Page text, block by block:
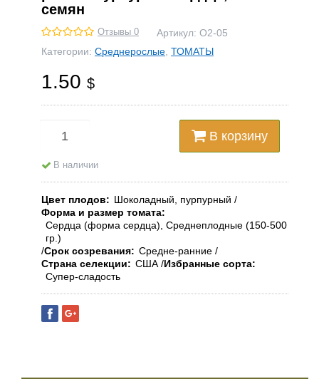
семян
Отзывы 0 Артикул: О2-05
Категории: Среднерослые ТОМАТЫ
1.50 $
В корзину
В наличии
Цвет плодов
Шоколадный, пурпурный
Форма и размер томата
Сердца (форма сердца), Среднеплодные (150-500
гр.)
Срок созревания
Средне-ранние
Страна селекции
США Избранные сорта
Супер-сладость